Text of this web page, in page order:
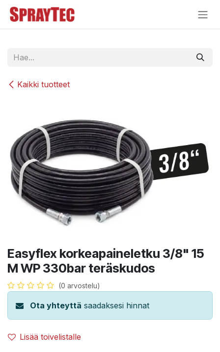
Siirry sisältöön
Kaikki tuotteet
Easyflex korkeapaineletku 3/8" 15
M WP 330bar teräskudos
(0 arvostelu)
Ota yhteyttä saadaksesi hinnat
Lisää toivelistalle